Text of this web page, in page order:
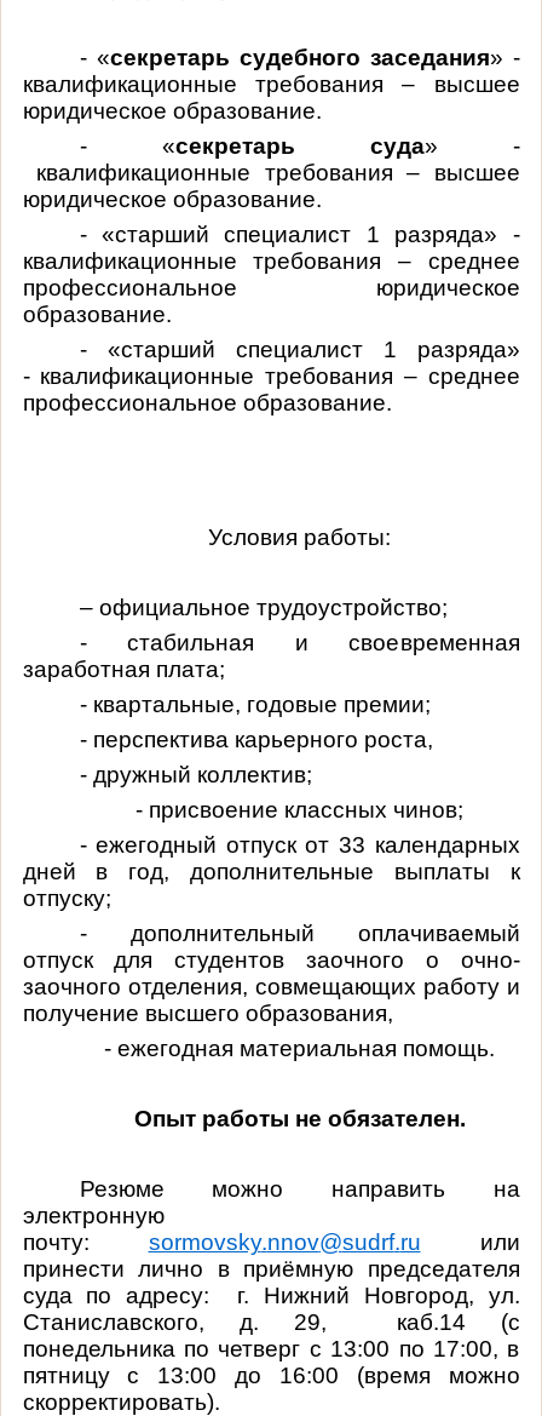
- «секретарь судебного заседания» -
квалификационные требования – высшее
юридическое образование.
- «секретарь суда» -
квалификационные требования – высшее
юридическое образование.
- «старший специалист 1 разряда» -
квалификационные требования – среднее
профессиональное юридическое
образование.
- «старший специалист 1 разряда»
- квалификационные требования – среднее
профессиональное образование.
Условия работы:
– официальное трудоустройство;
- стабильная и своевременная
заработная плата;
- квартальные, годовые премии;
- перспектива карьерного роста,
- дружный коллектив;
- присвоение классных чинов;
- ежегодный отпуск от 33 календарных
дней в год, дополнительные выплаты к
отпуску;
- дополнительный оплачиваемый
отпуск для студентов заочного о очно-
заочного отделения, совмещающих работу и
получение высшего образования,
- ежегодная материальная помощь.
Опыт работы не обязателен.
Резюме можно направить на
электронную
почту: sormovsky.nnov@sudrf.ru или
принести лично в приёмную председателя
суда по адресу: г. Нижний Новгород, ул.
Станиславского, д. 29, каб.14 (с
понедельника по четверг с 13:00 по 17:00, в
пятницу с 13:00 до 16:00 (время можно
скорректировать).